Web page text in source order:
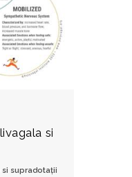
si
supradotații